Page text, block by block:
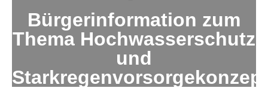
Bürgerinformation zum
Thema Hochwasserschutz
und